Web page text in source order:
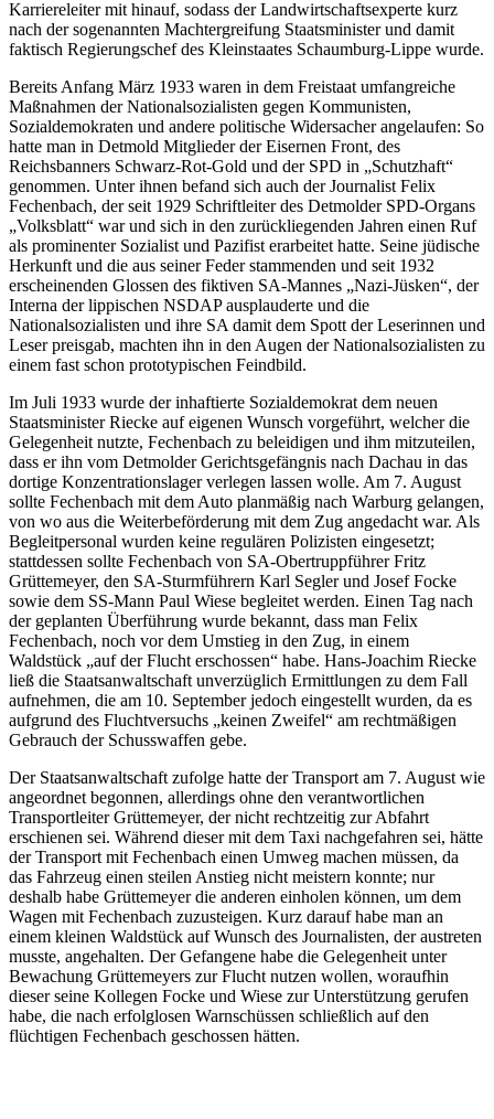
Karriereleiter mit hinauf, sodass der Landwirtschaftsexperte kurz
nach der sogenannten Machtergreifung Staatsminister und damit
faktisch Regierungschef des Kleinstaates Schaumburg-Lippe wurde.
Bereits Anfang März 1933 waren in dem Freistaat umfangreiche
Maßnahmen der Nationalsozialisten gegen Kommunisten,
Sozialdemokraten und andere politische Widersacher angelaufen: So
hatte man in Detmold Mitglieder der Eisernen Front, des
Reichsbanners Schwarz-Rot-Gold und der SPD in „Schutzhaft“
genommen. Unter ihnen befand sich auch der Journalist Felix
Fechenbach, der seit 1929 Schriftleiter des Detmolder SPD-Organs
„Volksblatt“ war und sich in den zurückliegenden Jahren einen Ruf
als prominenter Sozialist und Pazifist erarbeitet hatte. Seine jüdische
Herkunft und die aus seiner Feder stammenden und seit 1932
erscheinenden Glossen des fiktiven SA-Mannes „Nazi-Jüsken“, der
Interna der lippischen NSDAP ausplauderte und die
Nationalsozialisten und ihre SA damit dem Spott der Leserinnen und
Leser preisgab, machten ihn in den Augen der Nationalsozialisten zu
einem fast schon prototypischen Feindbild.
Im Juli 1933 wurde der inhaftierte Sozialdemokrat dem neuen
Staatsminister Riecke auf eigenen Wunsch vorgeführt, welcher die
Gelegenheit nutzte, Fechenbach zu beleidigen und ihm mitzuteilen,
dass er ihn vom Detmolder Gerichtsgefängnis nach Dachau in das
dortige Konzentrationslager verlegen lassen wolle. Am 7. August
sollte Fechenbach mit dem Auto planmäßig nach Warburg gelangen,
von wo aus die Weiterbeförderung mit dem Zug angedacht war. Als
Begleitpersonal wurden keine regulären Polizisten eingesetzt;
stattdessen sollte Fechenbach von SA-Obertruppführer Fritz
Grüttemeyer, den SA-Sturmführern Karl Segler und Josef Focke
sowie dem SS-Mann Paul Wiese begleitet werden. Einen Tag nach
der geplanten Überführung wurde bekannt, dass man Felix
Fechenbach, noch vor dem Umstieg in den Zug, in einem
Waldstück „auf der Flucht erschossen“ habe. Hans-Joachim Riecke
ließ die Staatsanwaltschaft unverzüglich Ermittlungen zu dem Fall
aufnehmen, die am 10. September jedoch eingestellt wurden, da es
aufgrund des Fluchtversuchs „keinen Zweifel“ am rechtmäßigen
Gebrauch der Schusswaffen gebe.
Der Staatsanwaltschaft zufolge hatte der Transport am 7. August wie
angeordnet begonnen, allerdings ohne den verantwortlichen
Transportleiter Grüttemeyer, der nicht rechtzeitig zur Abfahrt
erschienen sei. Während dieser mit dem Taxi nachgefahren sei, hätte
der Transport mit Fechenbach einen Umweg machen müssen, da
das Fahrzeug einen steilen Anstieg nicht meistern konnte; nur
deshalb habe Grüttemeyer die anderen einholen können, um dem
Wagen mit Fechenbach zuzusteigen. Kurz darauf habe man an
einem kleinen Waldstück auf Wunsch des Journalisten, der austreten
musste, angehalten. Der Gefangene habe die Gelegenheit unter
Bewachung Grüttemeyers zur Flucht nutzen wollen, woraufhin
dieser seine Kollegen Focke und Wiese zur Unterstützung gerufen
habe, die nach erfolglosen Warnschüssen schließlich auf den
flüchtigen Fechenbach geschossen hätten.